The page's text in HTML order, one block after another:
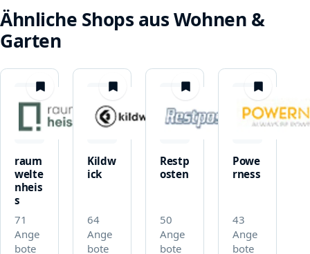
Ähnliche Shops aus Wohnen &
Garten
merken
raum
welte
nheis
s
71
Ange
bote
merken
Kildw
ick
64
Ange
bote
merken
Restp
osten
50
Ange
bote
merken
Powe
rness
43
Ange
bote